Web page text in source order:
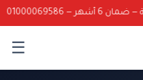
— 01000069586
☰